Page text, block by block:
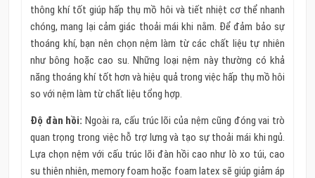
thông khí tốt giúp hấp thụ mồ hôi và tiết nhiệt cơ thể nhanh
chóng, mang lại cảm giác thoải mái khi nằm. Để đảm bảo sự
thoáng khí, bạn nên chọn nệm làm từ các chất liệu tự nhiên
như bông hoặc cao su. Những loại nệm này thường có khả
năng thoáng khí tốt hơn và hiệu quả trong việc hấp thụ mồ hôi
so với nệm làm từ chất liệu tổng hợp.
Độ đàn hồi:Ngoài ra, cấu trúc lõi của nệm cũng đóng vai trò
quan trọng trong việc hỗ trợ lưng và tạo sự thoải mái khi ngủ.
Lựa chọn nệm với cấu trúc lõi đàn hồi cao như lò xo túi, cao
su thiên nhiên, memory foam hoặc foam latex sẽ giúp giảm áp